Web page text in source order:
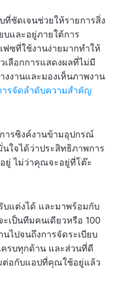
ชัดเจนช่วยให้รายการสิ่ง
บและอยู่ภายใต้การ
ซที่ใช้งานง่ายมากทำให้
เลือกการแสดงผลที่ไม่มี
งานและมองเห็นภาพงาน
ารจัดลำดับความสำคัญ
ารซิงค์งานข้ามอุปกรณ์
ใจได้ว่าประสิทธิภาพการ
ยู่ ไม่ว่าคุณจะอยู่ที่โต๊ะ
แต่งได้ และมาพร้อมกับ
เป็นทีมคนเดียวหรือ 100
ไปจนถึงการจัดระเบียบ
รบทุกด้าน และส่วนที่ดี
ต่อกับแอปที่คุณใช้อยู่แล้ว